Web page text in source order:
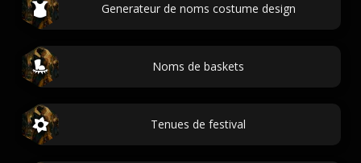
Generateur de noms costume design
Noms de baskets
Tenues de festival